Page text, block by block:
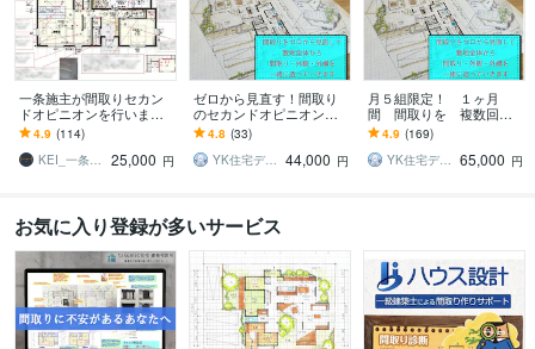
一条施主が間取りセカン
ドオピニオンを行います
一条施主だからこその視
点で『すべての間取りに
理由を作る』
4.9 (114)
KEI_一条施主
25,000 円
ゼロから見直す！間取り
のセカンドオピニオンし
ます 一級建築士が追加料
金なしでゼロから間取り
を提案いたします！
4.8 (33)
YK住宅デザイン／間取セカンドオピニオン 44,000 円
月５組限定！ １ヶ月
間 間取りを 複数回提
案します 一級建築士が 1
ヶ月間 付きっきりでお
手伝いいたします！
4.9 (169)
YK住宅デザイン／間取セカンドオピニオン 65,000 円
お気に入り登録が多いサービス